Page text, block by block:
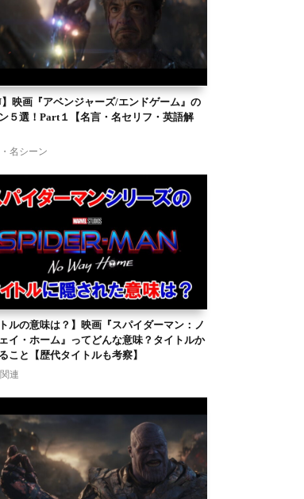
】映画『アベンジャーズ/エンドゲーム』の
５選！Part１【名言・名セリフ・英語解
名シーン
トルの意味は？】映画『スパイダーマン：ノ
イ・ホーム』ってどんな意味？タイトルか
こと【歴代タイトルも考察】
連